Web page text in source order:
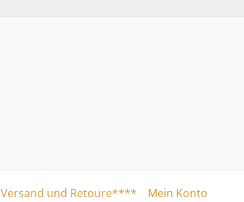
Versand und Retoure**** Mein Konto